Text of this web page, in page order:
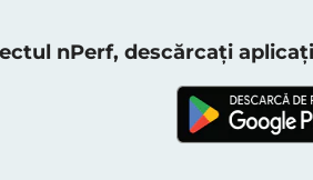
nPerf, descărcați